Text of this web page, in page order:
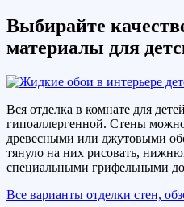
Выбирайте
материалы для
Вся отделка в комнате для
гипоаллергенной. Стены
древесными или джутовыми
тянуло на них рисовать,
специальными грифельными
Все варианты отделки стен,